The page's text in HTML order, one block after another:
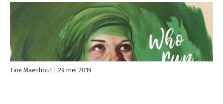
Tine Maenhout 29 mei 2019